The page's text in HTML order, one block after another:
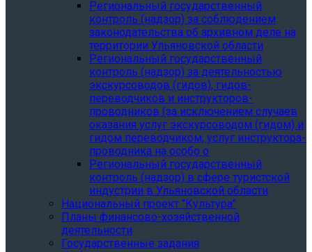
Региональный государственный
контроль (надзор) за соблюдением
законодательства об архивном деле на
территории Ульяновской области
Региональный государственный
контроль (надзор) за деятельностью
экскурсоводов (гидов), гидов-
переводчиков и инструкторов-
проводников (за исключением случаев
оказания услуг экскурсоводом (гидом) и
гидом переводчиком, услуг инструктора-
проводника на особо о
Региональный государственный
контроль (надзор) в сфере туристской
индустрии в Ульяновской области
Национальный проект "Культура"
Планы финансово-хозяйственной
деятельности
Государственные задания